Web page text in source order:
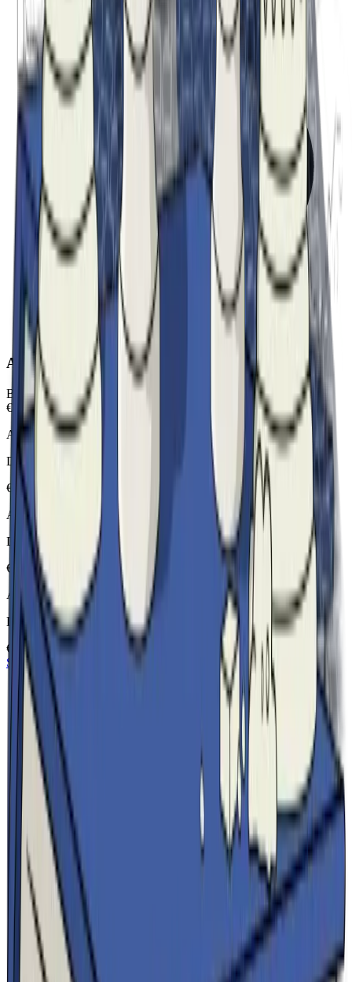
Assistenti AI
Bot AI specializzati per area
€ 200/anno cad.
AssistenteCivile
Diritto Civile
€200 /anno
Assistente
Diritto Penale
€200 /anno
Assistente
Amministrativo
Diritto Amministrativo
€200
/anno
Scegli il tuo Assistente